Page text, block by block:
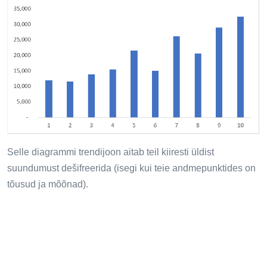
Selle diagrammi trendijoon aitab teil kiiresti üldist
suundumust dešifreerida (isegi kui teie andmepunktides on
tõusud ja mõõnad).